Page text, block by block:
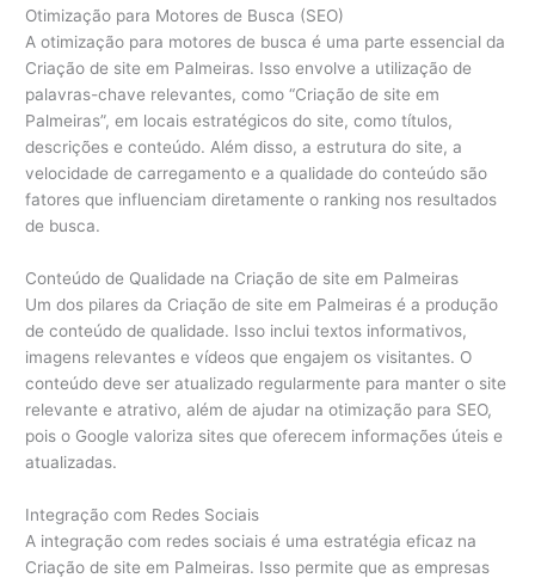
Otimização para Motores de Busca (SEO)
A otimização para motores de busca é uma parte essencial da
Criação de site em Palmeiras. Isso envolve a utilização de
palavras-chave relevantes, como “Criação de site em
Palmeiras”, em locais estratégicos do site, como títulos,
descrições e conteúdo. Além disso, a estrutura do site, a
velocidade de carregamento e a qualidade do conteúdo são
fatores que influenciam diretamente o ranking nos resultados
de busca.
Conteúdo de Qualidade na Criação de site em Palmeiras
Um dos pilares da Criação de site em Palmeiras é a produção
de conteúdo de qualidade. Isso inclui textos informativos,
imagens relevantes e vídeos que engajem os visitantes. O
conteúdo deve ser atualizado regularmente para manter o site
relevante e atrativo, além de ajudar na otimização para SEO,
pois o Google valoriza sites que oferecem informações úteis e
atualizadas.
Integração com Redes Sociais
A integração com redes sociais é uma estratégia eficaz na
Criação de site em Palmeiras. Isso permite que as empresas